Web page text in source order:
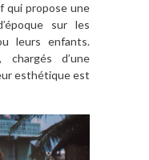
qui propose une
sur les
leurs enfants.
d’une
esthétique est